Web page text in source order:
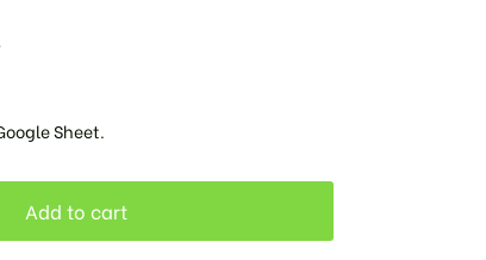
Sheet.
Add to cart